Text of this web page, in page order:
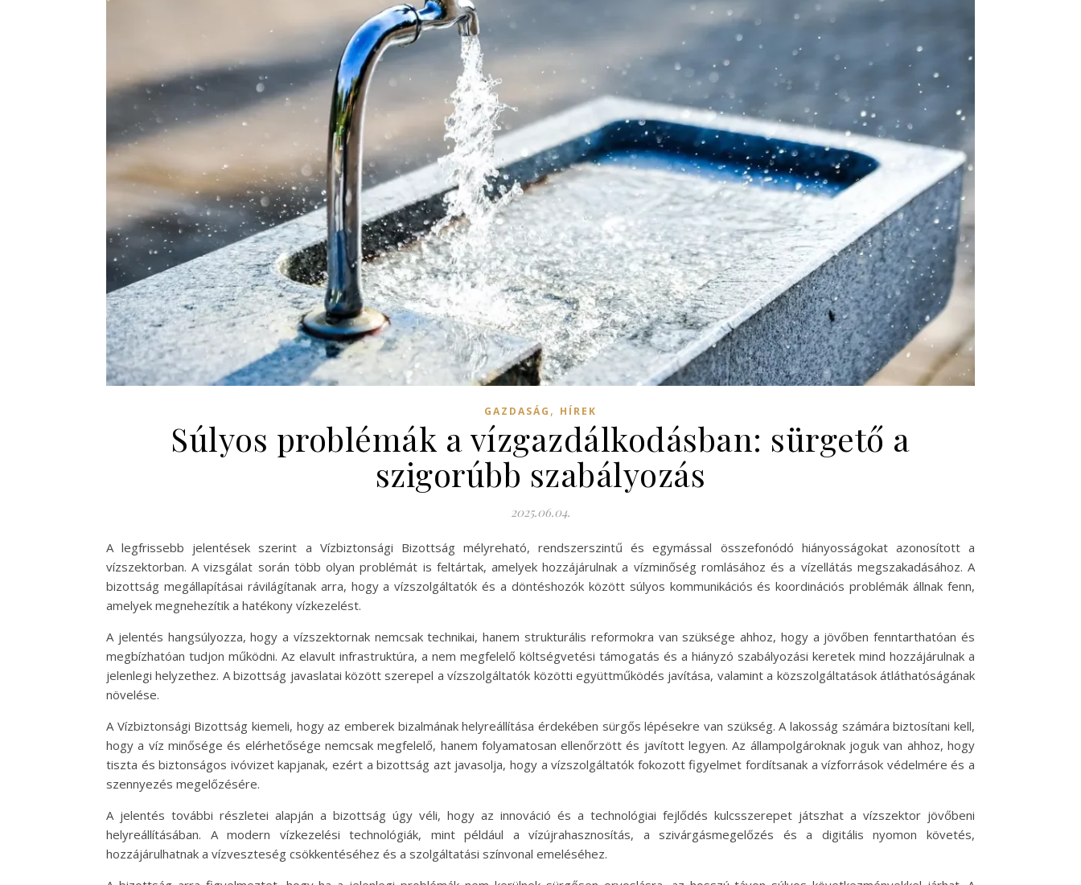
GAZDASÁG , HÍREK
Súlyos problémák a vízgazdálkodásban: sürgető a
szigorúbb szabályozás
2025.06.04.
A legfrissebb jelentések szerint a Vízbiztonsági Bizottság mélyreható, rendszerszintű és egymással összefonódó hiányosságokat azonosított a
vízszektorban. A vizsgálat során több olyan problémát is feltártak, amelyek hozzájárulnak a vízminőség romlásához és a vízellátás megszakadásához. A
bizottság megállapításai rávilágítanak arra, hogy a vízszolgáltatók és a döntéshozók között súlyos kommunikációs és koordinációs problémák állnak fenn,
amelyek megnehezítik a hatékony vízkezelést.
A jelentés hangsúlyozza, hogy a vízszektornak nemcsak technikai, hanem strukturális reformokra van szüksége ahhoz, hogy a jövőben fenntarthatóan és
megbízhatóan tudjon működni. Az elavult infrastruktúra, a nem megfelelő költségvetési támogatás és a hiányzó szabályozási keretek mind hozzájárulnak a
jelenlegi helyzethez. A bizottság javaslatai között szerepel a vízszolgáltatók közötti együttműködés javítása, valamint a közszolgáltatások átláthatóságának
növelése.
A Vízbiztonsági Bizottság kiemeli, hogy az emberek bizalmának helyreállítása érdekében sürgős lépésekre van szükség. A lakosság számára biztosítani kell,
hogy a víz minősége és elérhetősége nemcsak megfelelő, hanem folyamatosan ellenőrzött és javított legyen. Az állampolgároknak joguk van ahhoz, hogy
tiszta és biztonságos ivóvizet kapjanak, ezért a bizottság azt javasolja, hogy a vízszolgáltatók fokozott figyelmet fordítsanak a vízforrások védelmére és a
szennyezés megelőzésére.
A jelentés további részletei alapján a bizottság úgy véli, hogy az innováció és a technológiai fejlődés kulcsszerepet játszhat a vízszektor jövőbeni
helyreállításában. A modern vízkezelési technológiák, mint például a vízújrahasznosítás, a szivárgásmegelőzés és a digitális nyomon követés,
hozzájárulhatnak a vízveszteség csökkentéséhez és a szolgáltatási színvonal emeléséhez.